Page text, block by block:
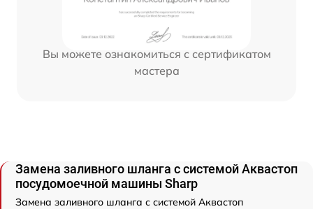
Вы можете ознакомиться с сертификатом
мастера
Замена заливного шланга с системой Аквастоп
посудомоечной машины Sharp
Замена заливного шланга с системой Аквастоп